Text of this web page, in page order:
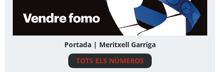
Portada | Meritxell Garriga
TOTS ELS NÚMEROS